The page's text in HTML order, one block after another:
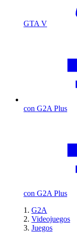
GTA V
con G2A Plus
con G2A Plus
G2A
Videojuegos
Juegos